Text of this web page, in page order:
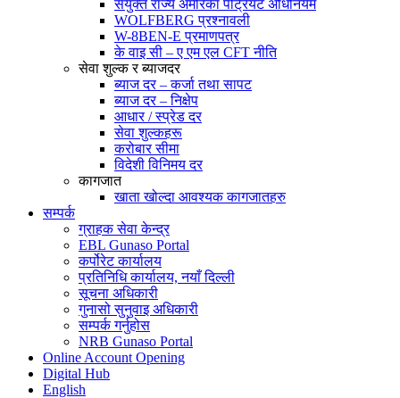
संयुक्त राज्य अमेरिका पैट्रियट अधिनियम
WOLFBERG प्रश्नावली
W-8BEN-E प्रमाणपत्र
के वाइ सी – ए एम एल CFT नीति
सेवा शुल्क र ब्याजदर
ब्याज दर – कर्जा तथा सापट
ब्याज दर – निक्षेप
आधार / स्प्रेड दर
सेवा शुल्कहरू
करोबार सीमा
विदेशी विनिमय दर
कागजात
खाता खोल्दा आवश्यक कागजातहरु
सम्पर्क
ग्राहक सेवा केन्द्र
EBL Gunaso Portal
कर्पोरेट कार्यालय
प्रतिनिधि कार्यालय, नयाँ दिल्ली
सूचना अधिकारी
गुनासो सुनुवाइ अधिकारी
सम्पर्क गर्नुहोस
NRB Gunaso Portal
Online Account Opening
Digital Hub
English